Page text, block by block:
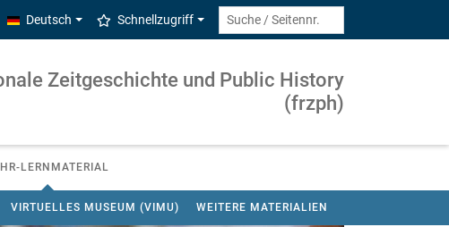
Deutsch Schnellzugriff
Zeitgeschichte und Public History
(frzph)
LERNMATERIAL
VIRTUELLES MUSEUM (VIMU) WEITERE MATERIALIEN